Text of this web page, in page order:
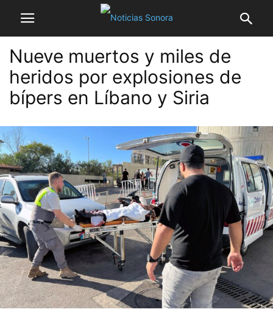
Nueve muertos y miles de
heridos por explosiones de
bípers en Líbano y Siria